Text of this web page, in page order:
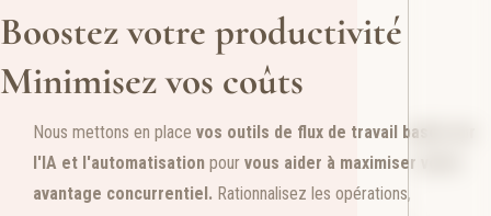
Boostez votre productivité
Minimisez vos coûts
Nous mettons en place vos outils de flux de travail basés sur
l'IA et l'automatisation pour vous aider à maximiser votre
avantage concurrentiel. Rationnalisez les opérations,